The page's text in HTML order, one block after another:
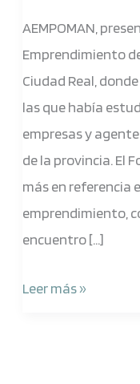
AEMPOMAN,
Emprendimiento
Ciudad Real,
las que había
empresas y
de la provincia. El
más en referencia
emprendimiento,
encuentro […]
Emprendimiento
Cámara
Comercio
Ciudad
Leer más »